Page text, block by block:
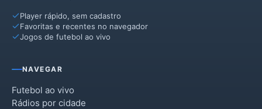
Player rápido, sem cadastro
Favoritas e recentes no navegador
Jogos de futebol ao vivo
NAVEGAR
Futebol ao vivo
Rádios por cidade